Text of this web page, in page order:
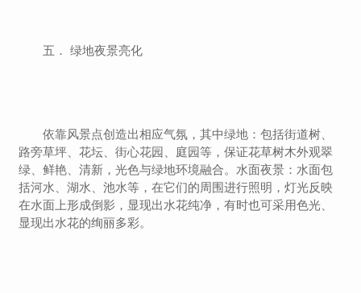
五． 绿地夜景亮化
依靠风景点创造出相应气氛，其中绿地：包括街道树、
路旁草坪、花坛、街心花园、庭园等，保证花草树木外观翠
绿、鲜艳、清新，光色与绿地环境融合。水面夜景：水面包
括河水、湖水、池水等，在它们的周围进行照明，灯光反映
在水面上形成倒影，显现出水花纯净，有时也可采用色光、
显现出水花的绚丽多彩。